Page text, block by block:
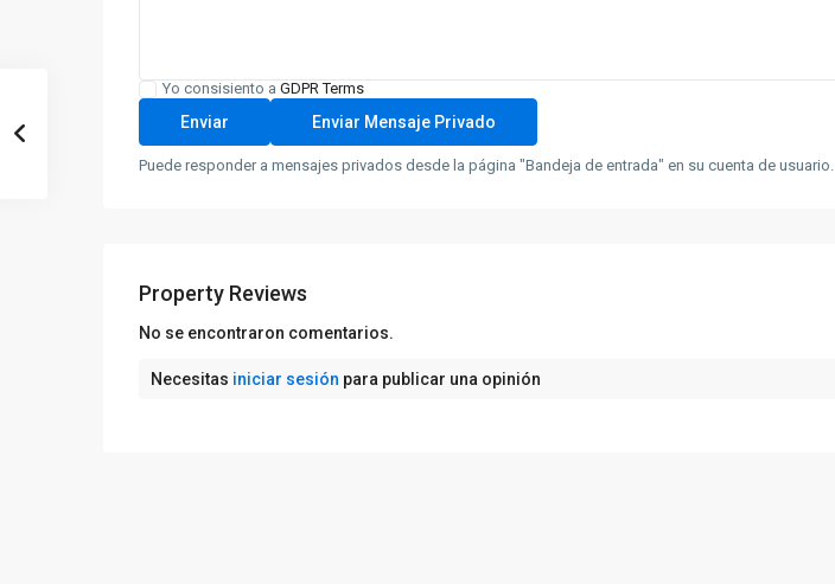
Yo consisiento a GDPR Terms
Puede responder a mensajes privados desde la página "Bandeja de entrada" en su cuenta de usuario.
Property Reviews
No se encontraron comentarios.
Necesitas iniciar sesión para publicar una opinión